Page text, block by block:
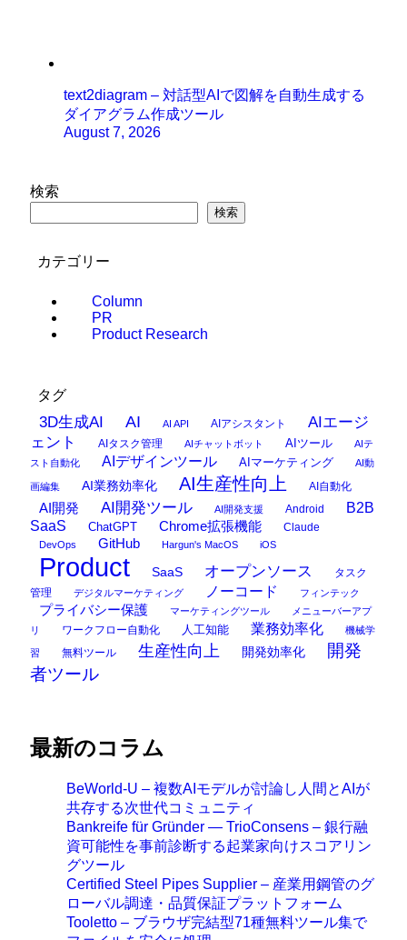
text2diagram – 対話型AIで図解を自動生成する
ダイアグラム作成ツール
August 7, 2026
検索
検索
カテゴリー
Column
PR
Product Research
タグ
3D生成AI AI AI API AIアシスタント
AIエージ
ェント
AIタスク管理 AIチャットボット AIツール
AIテ
スト自動化
AIデザインツール AIマーケティング AI動
画編集 AI業務効率化 AI生産性向上 AI自動化
AI開発 AI開発ツール AI開発支援 Android
B2B
SaaS
ChatGPT Chrome拡張機能 Claude
DevOps GitHub Hargun's MacOS iOS
Product SaaS オープンソース
タスク
管理
デジタルマーケティング ノーコード フィンテック
プライバシー保護 マーケティングツール
メニューバーアプ
リ
ワークフロー自動化 人工知能 業務効率化 機械学
習 無料ツール 生産性向上 開発効率化
開発
者ツール
最新のコラム
BeWorld-U – 複数AIモデルが討論し人間とAIが
共存する次世代コミュニティ
Bankreife für Gründer — TrioConsens – 銀行融
資可能性を事前診断する起業家向けスコアリン
グツール
Certified Steel Pipes Supplier – 産業用鋼管のグ
ローバル調達・品質保証プラットフォーム
Tooletto – ブラウザ完結型71種無料ツール集で